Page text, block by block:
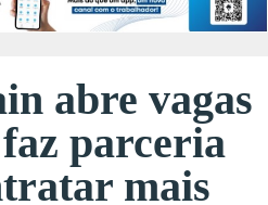
abre vagas
parceria
mais